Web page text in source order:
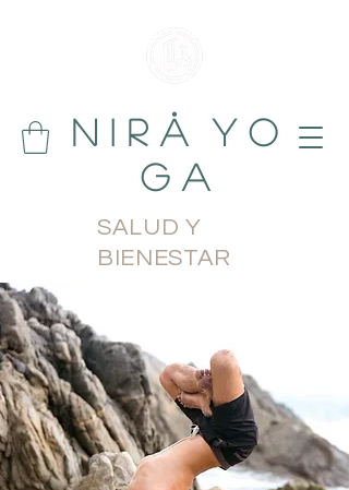
N i r å Y o
g a
SALUD Y
BIENESTAR